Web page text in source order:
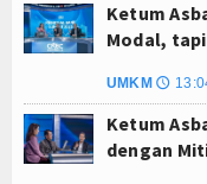
Ketum
Modal, tapi
UMKM 🕔
Ketum
dengan